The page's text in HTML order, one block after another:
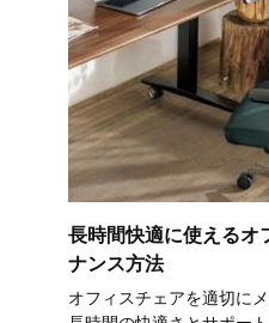
長時間快適に使えるオ
ナンス方法
オフィスチェアを適切に